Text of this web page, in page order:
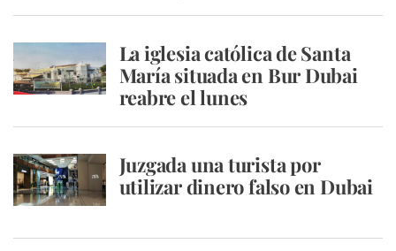
La iglesia católica de Santa
María situada en Bur Dubai
reabre el lunes
Juzgada una turista por
utilizar dinero falso en Dubai